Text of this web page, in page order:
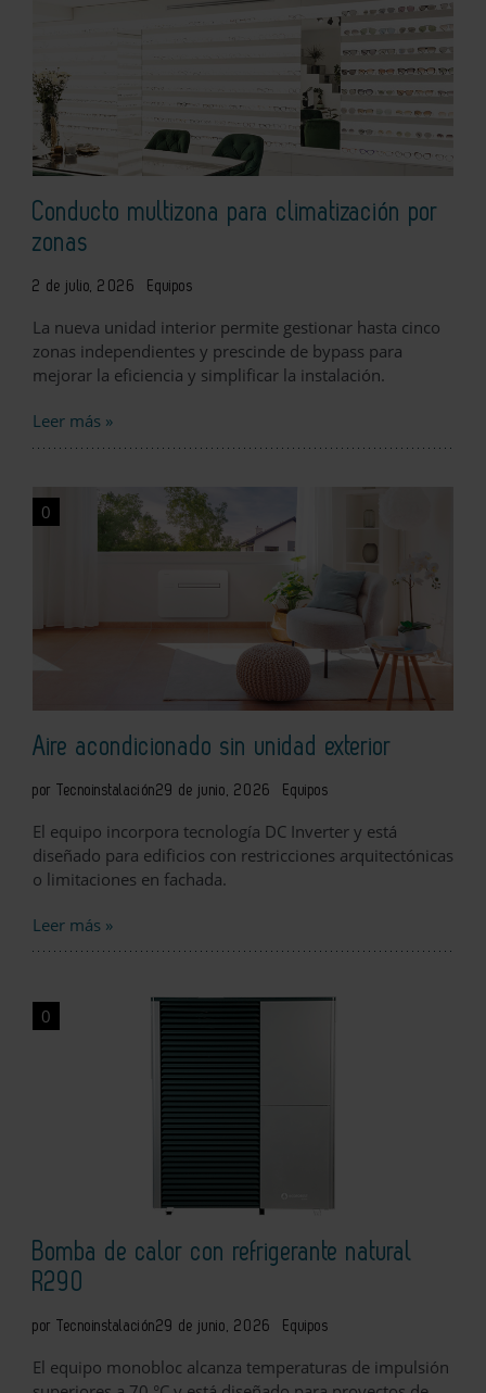
Conducto multizona para climatización por
zonas
2 de julio, 2026 Equipos
La nueva unidad interior permite gestionar hasta cinco
zonas independientes y prescinde de bypass para
mejorar la eficiencia y simplificar la instalación.
Leer más »
0
Aire acondicionado sin unidad exterior
por Tecnoinstalación29 de junio, 2026 Equipos
El equipo incorpora tecnología DC Inverter y está
diseñado para edificios con restricciones arquitectónicas
o limitaciones en fachada.
Leer más »
0
Bomba de calor con refrigerante natural
R290
por Tecnoinstalación29 de junio, 2026 Equipos
El equipo monobloc alcanza temperaturas de impulsión